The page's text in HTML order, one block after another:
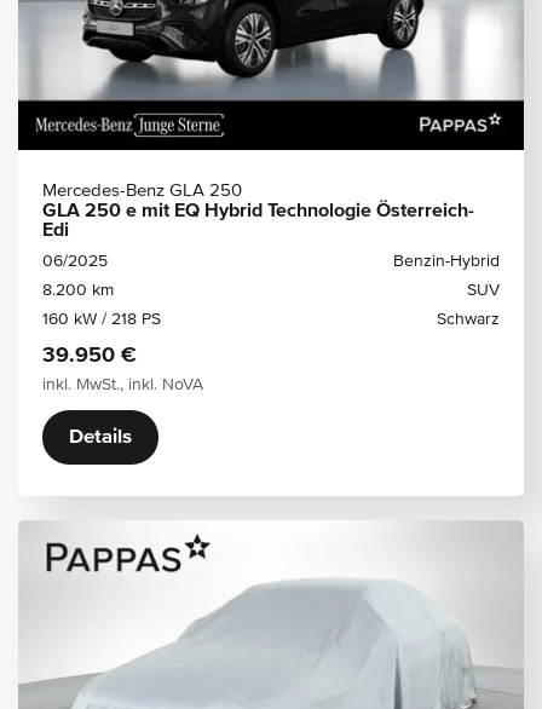
Mercedes-Benz GLA 250
GLA 250 e mit EQ Hybrid Technologie Österreich-
Edi
06/2025
Benzin-Hybrid
8.200 km
SUV
160 kW / 218 PS
Schwarz
39.950 €
inkl. MwSt., inkl. NoVA
Details